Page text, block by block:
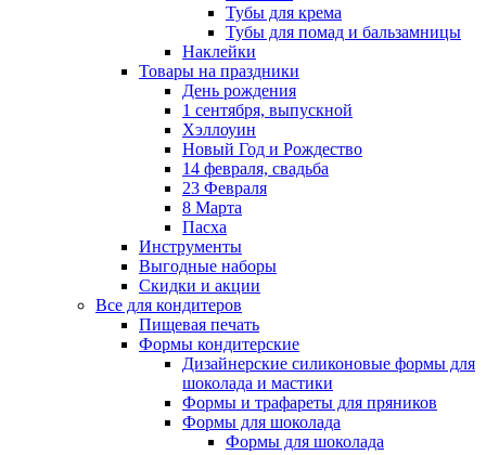
Тубы для крема
Тубы для помад и бальзамницы
Наклейки
Товары на праздники
День рождения
1 сентября, выпускной
Хэллоуин
Новый Год и Рождество
14 февраля, свадьба
23 Февраля
8 Марта
Пасха
Инструменты
Выгодные наборы
Скидки и акции
Все для кондитеров
Пищевая печать
Формы кондитерские
Дизайнерские силиконовые формы для
шоколада и мастики
Формы и трафареты для пряников
Формы для шоколада
Формы для шоколада